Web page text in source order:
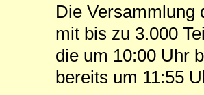
Die Versammlung
mit bis zu 3.000
die um 10:00 Uhr
bereits um 11:55